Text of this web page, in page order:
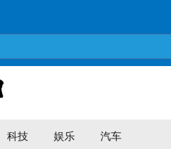
科技 娱乐
汽车